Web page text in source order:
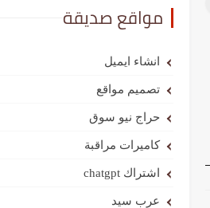
مواقع صديقة
انشاء ايميل
تصميم مواقع
حراج نيو سوق
كاميرات مراقبة
اشتراك chatgpt
عرب سيد